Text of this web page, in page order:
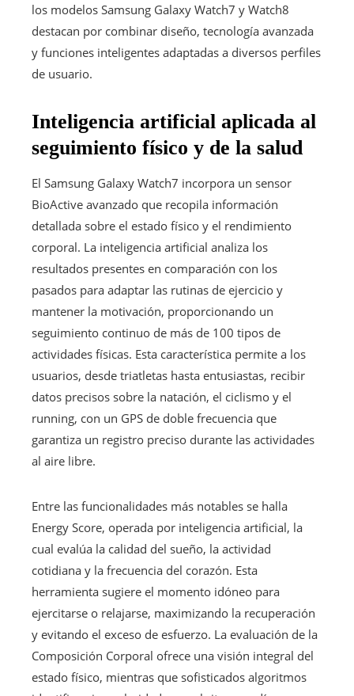
los modelos Samsung Galaxy Watch7 y Watch8
destacan por combinar diseño, tecnología avanzada
y funciones inteligentes adaptadas a diversos perfiles
de usuario.
Inteligencia artificial aplicada al
seguimiento físico y de la salud
El Samsung Galaxy Watch7 incorpora un sensor
BioActive avanzado que recopila información
detallada sobre el estado físico y el rendimiento
corporal. La inteligencia artificial analiza los
resultados presentes en comparación con los
pasados para adaptar las rutinas de ejercicio y
mantener la motivación, proporcionando un
seguimiento continuo de más de 100 tipos de
actividades físicas. Esta característica permite a los
usuarios, desde triatletas hasta entusiastas, recibir
datos precisos sobre la natación, el ciclismo y el
running, con un GPS de doble frecuencia que
garantiza un registro preciso durante las actividades
al aire libre.
Entre las funcionalidades más notables se halla
Energy Score, operada por inteligencia artificial, la
cual evalúa la calidad del sueño, la actividad
cotidiana y la frecuencia del corazón. Esta
herramienta sugiere el momento idóneo para
ejercitarse o relajarse, maximizando la recuperación
y evitando el exceso de esfuerzo. La evaluación de la
Composición Corporal ofrece una visión integral del
estado físico, mientras que sofisticados algoritmos